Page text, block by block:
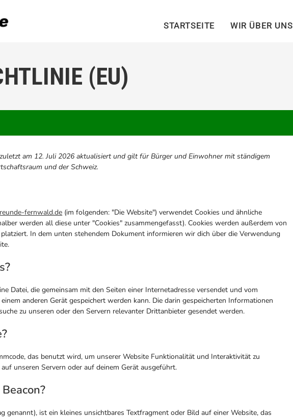
STARTSEITE WIR ÜBER UNS
(EU)
am 12. Juli 2026 aktualisiert und gilt für Bürger und Einwohner mit ständigem
und der Schweiz.
fernwald.de (im folgenden: "Die Website") verwendet Cookies und ähnliche
werden all diese unter "Cookies" zusammengefasst). Cookies werden außerdem von
In dem unten stehendem Dokument informieren wir dich über die Verwendung
Datei, die gemeinsam mit den Seiten einer Internetadresse versendet und vom
anderen Gerät gespeichert werden kann. Die darin gespeicherten Informationen
zu unseren oder den Servern relevanter Drittanbieter gesendet werden.
das benutzt wird, um unserer Website Funktionalität und Interaktivität zu
unseren Servern oder auf deinem Gerät ausgeführt.
genannt), ist ein kleines unsichtbares Textfragment oder Bild auf einer Website, das